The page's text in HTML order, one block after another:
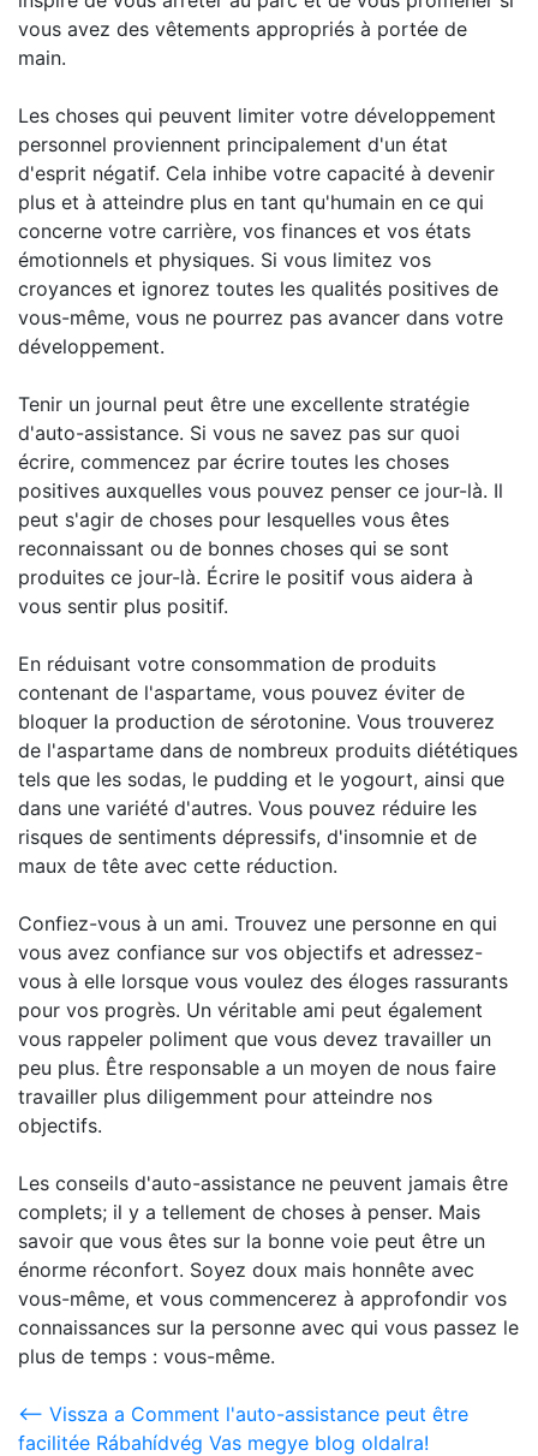
vous avez des vêtements appropriés à portée de
main.
Les choses qui peuvent limiter votre développement
personnel proviennent principalement d'un état
d'esprit négatif. Cela inhibe votre capacité à devenir
plus et à atteindre plus en tant qu'humain en ce qui
concerne votre carrière, vos finances et vos états
émotionnels et physiques. Si vous limitez vos
croyances et ignorez toutes les qualités positives de
vous-même, vous ne pourrez pas avancer dans votre
développement.
Tenir un journal peut être une excellente stratégie
d'auto-assistance. Si vous ne savez pas sur quoi
écrire, commencez par écrire toutes les choses
positives auxquelles vous pouvez penser ce jour-là. Il
peut s'agir de choses pour lesquelles vous êtes
reconnaissant ou de bonnes choses qui se sont
produites ce jour-là. Écrire le positif vous aidera à
vous sentir plus positif.
En réduisant votre consommation de produits
contenant de l'aspartame, vous pouvez éviter de
bloquer la production de sérotonine. Vous trouverez
de l'aspartame dans de nombreux produits diététiques
tels que les sodas, le pudding et le yogourt, ainsi que
dans une variété d'autres. Vous pouvez réduire les
risques de sentiments dépressifs, d'insomnie et de
maux de tête avec cette réduction.
Confiez-vous à un ami. Trouvez une personne en qui
vous avez confiance sur vos objectifs et adressez-
vous à elle lorsque vous voulez des éloges rassurants
pour vos progrès. Un véritable ami peut également
vous rappeler poliment que vous devez travailler un
peu plus. Être responsable a un moyen de nous faire
travailler plus diligemment pour atteindre nos
objectifs.
Les conseils d'auto-assistance ne peuvent jamais être
complets; il y a tellement de choses à penser. Mais
savoir que vous êtes sur la bonne voie peut être un
énorme réconfort. Soyez doux mais honnête avec
vous-même, et vous commencerez à approfondir vos
connaissances sur la personne avec qui vous passez le
plus de temps : vous-même.
<-- Vissza a Comment l'auto-assistance peut être
facilitée Rábahídvég Vas megye blog oldalra!